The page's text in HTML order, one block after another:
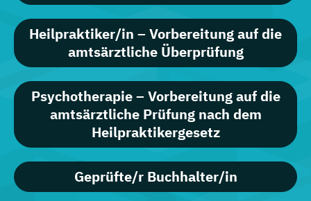
Heilpraktiker/in – Vorbereitung auf die
amtsärztliche Überprüfung
Psychotherapie – Vorbereitung auf die
amtsärztliche Prüfung nach dem
Heilpraktikergesetz
Geprüfte/r Buchhalter/in